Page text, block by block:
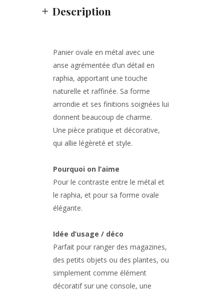
Description
Panier ovale en métal avec une
anse agrémentée d’un détail en
raphia, apportant une touche
naturelle et raffinée. Sa forme
arrondie et ses finitions soignées lui
donnent beaucoup de charme.
Une pièce pratique et décorative,
qui allie légèreté et style.
Pourquoi on l’aime
Pour le contraste entre le métal et
le raphia, et pour sa forme ovale
élégante.
Idée d’usage / déco
Parfait pour ranger des magazines,
des petits objets ou des plantes, ou
simplement comme élément
décoratif sur une console, une